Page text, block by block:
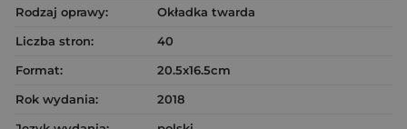
Rodzaj oprawy:
Okładka twarda
Liczba stron:
40
Format:
20.5x16.5cm
Rok wydania:
2018